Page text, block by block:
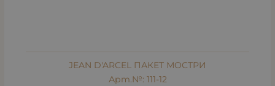
JEAN D'ARCEL ПАКЕТ МОСТРИ
Арт.№: 111-12